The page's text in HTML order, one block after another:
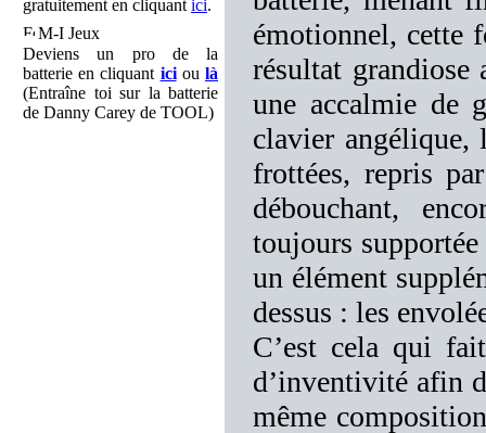
gratuitement en cliquant ici.
M-I Jeux
Deviens un pro de la
batterie en cliquant icioulà
(Entraîne toi sur la batterie
de Danny Carey de TOOL)
émotionnel, cette
résultat grandiose
une accalmie de
clavier angélique,
frottées, repris
débouchant,
toujours
un élément
dessus : les
C’est cela qui
d’inventivité afin
même